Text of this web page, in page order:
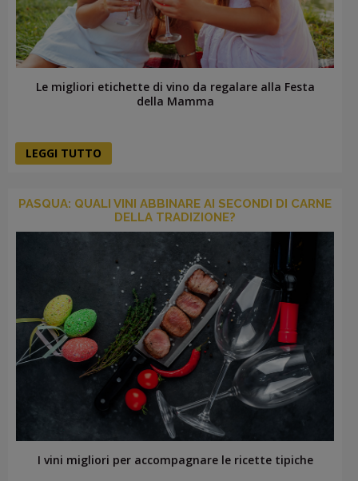
Le migliori etichette di vino da regalare alla Festa
della Mamma
LEGGI TUTTO
PASQUA: QUALI VINI ABBINARE AI SECONDI DI CARNE
DELLA TRADIZIONE?
I vini migliori per accompagnare le ricette tipiche